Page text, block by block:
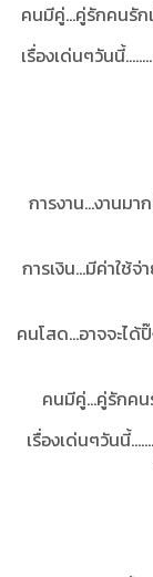
คนมีคู่...คู่รักคนรัก
เรื่องเด่นๆวันนี้
การงาน...งานม
การเงิน...มีค่าใช้
คนโสด...อาจจะไ
คนมีคู่...คู่รักค
เรื่องเด่นๆวันนี้